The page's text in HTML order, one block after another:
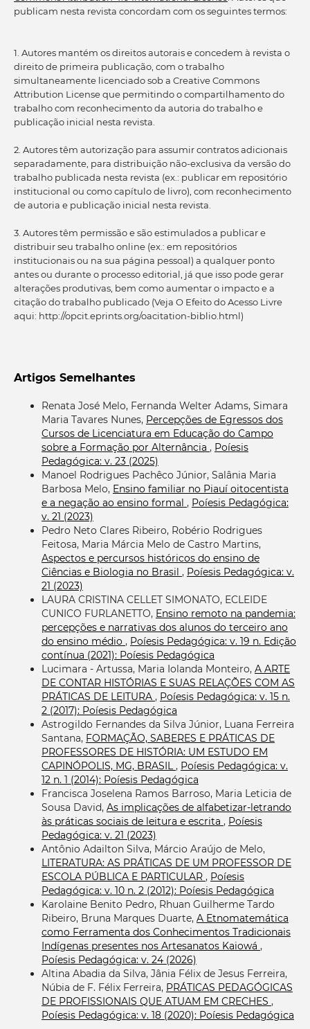
publicam nesta revista concordam com os seguintes termos:
1. Autores mantém os direitos autorais e concedem à revista o
direito de primeira publicação, com o trabalho
simultaneamente licenciado sob a Creative Commons
Attribution License que permitindo o compartilhamento do
trabalho com reconhecimento da autoria do trabalho e
publicação inicial nesta revista.
2. Autores têm autorização para assumir contratos adicionais
separadamente, para distribuição não-exclusiva da versão do
trabalho publicada nesta revista (ex.: publicar em repositório
institucional ou como capítulo de livro), com reconhecimento
de autoria e publicação inicial nesta revista.
3. Autores têm permissão e são estimulados a publicar e
distribuir seu trabalho online (ex.: em repositórios
institucionais ou na sua página pessoal) a qualquer ponto
antes ou durante o processo editorial, já que isso pode gerar
alterações produtivas, bem como aumentar o impacto e a
citação do trabalho publicado (Veja O Efeito do Acesso Livre
aqui: http://opcit.eprints.org/oacitation-biblio.html)
Artigos Semelhantes
Renata José Melo, Fernanda Welter Adams, Simara
Maria Tavares Nunes, Percepções de Egressos dos
Cursos de Licenciatura em Educação do Campo
sobre a Formação por Alternância , Poíesis
Pedagógica: v. 23 (2025)
Manoel Rodrigues Pachêco Júnior, Salânia Maria
Barbosa Melo, Ensino familiar no Piauí oitocentista
e a negação ao ensino formal , Poíesis Pedagógica:
v. 21 (2023)
Pedro Neto Clares Ribeiro, Robério Rodrigues
Feitosa, Maria Márcia Melo de Castro Martins,
Aspectos e percursos históricos do ensino de
Ciências e Biologia no Brasil , Poíesis Pedagógica: v.
21 (2023)
LAURA CRISTINA CELLET SIMONATO, ECLEIDE
CUNICO FURLANETTO, Ensino remoto na pandemia:
percepções e narrativas dos alunos do terceiro ano
do ensino médio , Poíesis Pedagógica: v. 19 n. Edição
contínua (2021): Poíesis Pedagógica
Lucimara - Artussa, Maria Iolanda Monteiro, A ARTE
DE CONTAR HISTÓRIAS E SUAS RELAÇÕES COM AS
PRÁTICAS DE LEITURA , Poíesis Pedagógica: v. 15 n.
2 (2017): Poíesis Pedagógica
Astrogildo Fernandes da Silva Júnior, Luana Ferreira
Santana, FORMAÇÃO, SABERES E PRÁTICAS DE
PROFESSORES DE HISTÓRIA: UM ESTUDO EM
CAPINÓPOLIS, MG, BRASIL, Poíesis Pedagógica: v.
12 n. 1 (2014): Poíesis Pedagógica
Francisca Joselena Ramos Barroso, Maria Leticia de
Sousa David, As implicações de alfabetizar-letrando
às práticas sociais de leitura e escrita , Poíesis
Pedagógica: v. 21 (2023)
Antônio Adailton Silva, Márcio Araújo de Melo,
LITERATURA: AS PRÁTICAS DE UM PROFESSOR DE
ESCOLA PÚBLICA E PARTICULAR , Poíesis
Pedagógica: v. 10 n. 2 (2012): Poíesis Pedagógica
Karolaine Benito Pedro, Rhuan Guilherme Tardo
Ribeiro, Bruna Marques Duarte, A Etnomatemática
como Ferramenta dos Conhecimentos Tradicionais
Indígenas presentes nos Artesanatos Kaiowá ,
Poíesis Pedagógica: v. 24 (2026)
Altina Abadia da Silva, Jânia Félix de Jesus Ferreira,
Núbia de F. Félix Ferreira, PRÁTICAS PEDAGÓGICAS
DE PROFISSIONAIS QUE ATUAM EM CRECHES ,
Poíesis Pedagógica: v. 18 (2020): Poíesis Pedagógica